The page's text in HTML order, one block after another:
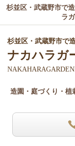
杉並区・武蔵野市で
ラ
杉並区・武蔵野市で
ナカハラガ
造園・庭づくり・植